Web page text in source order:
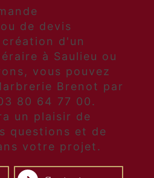
de devis
d'un
à Saulieu ou
vous pouvez
Brenot par
80 64 77 00.
un plaisir de
questions et de
votre projet.